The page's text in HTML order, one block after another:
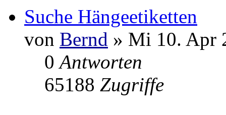
Suche Hängeetiketten
von Bernd » Mi 10. Apr
0Antworten
65188 Zugriffe